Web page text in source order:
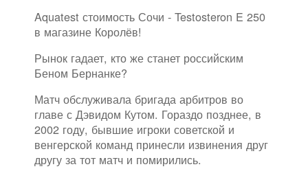
Aquatest стоимость Сочи - Testosteron E 250
в магазине Королёв!
Рынок гадает, кто же станет российским
Беном Бернанке?
Матч обслуживала бригада арбитров во
главе с Дэвидом Кутом. Гораздо позднее, в
2002 году, бывшие игроки советской и
венгерской команд принесли извинения друг
другу за тот матч и помирились.